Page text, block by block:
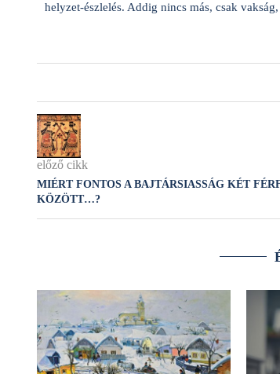
helyzet-észlelés. Addig nincs más, csak
előző cikk
MIÉRT FONTOS A BAJTÁRSIASSÁG KÉT
KÖZÖTT…?